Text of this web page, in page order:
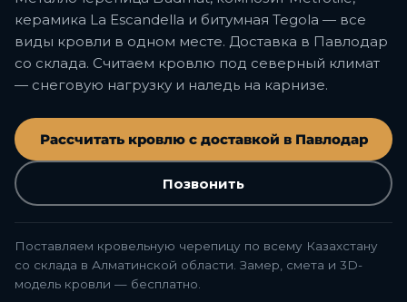
керамика La Escandella и битумная Tegola — все
виды кровли в одном месте. Доставка в Павлодар
со склада. Считаем кровлю под северный климат
— снеговую нагрузку и наледь на карнизе.
Рассчитать кровлю с доставкой в Павлодар
Позвонить
Поставляем кровельную черепицу по всему Казахстану
со склада в Алматинской области. Замер, смета и 3D-
модель кровли — бесплатно.